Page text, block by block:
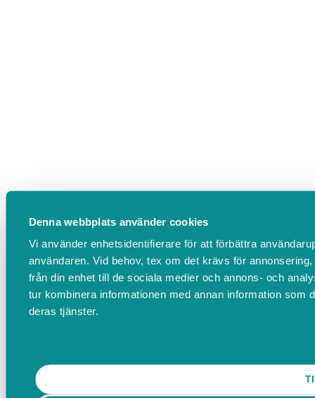
Denna webbplats använder cookies
Vi använder enhetsidentifierare för att förbättra
användaren. Vid behov, tex om det krävs för
från din enhet till de sociala medier och annons- och
tur kombinera informationen med annan information som
deras tjänster.